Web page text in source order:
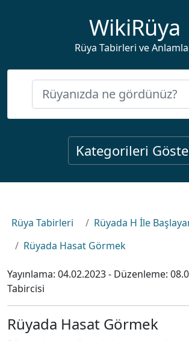
WikiRüya
Rüya Tabirleri ve
Kategorileri
Rüya Tabirleri
Rüyada H İle
Rüyada Hasat Görmek
Yayınlama: 04.02.2023- Düzenleme:
Tabircisi
Rüyada Hasat Görmek